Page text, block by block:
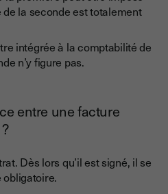
de la seconde est totalement
intégrée à la comptabilité de
n’y figure pas.
entre une facture
Dès lors qu’il est signé, il se